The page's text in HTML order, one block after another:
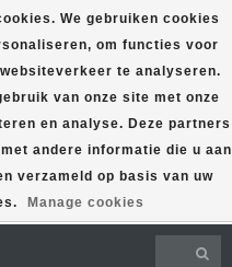
We gebruiken cookies
om functies voor
te analyseren.
van onze site met onze
en analyse. Deze partners
andere informatie die u aan
verzameld op basis van uw
Manage cookies